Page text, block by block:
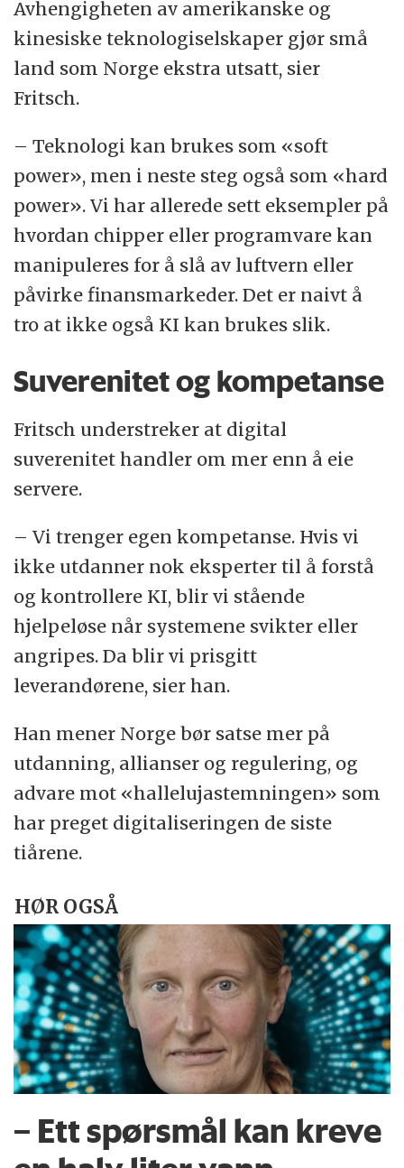
Avhengigheten av amerikanske og
kinesiske teknologiselskaper gjør små
land som Norge ekstra utsatt, sier
Fritsch.
– Teknologi kan brukes som «soft
power», men i neste steg også som «hard
power». Vi har allerede sett eksempler på
hvordan chipper eller programvare kan
manipuleres for å slå av luftvern eller
påvirke finansmarkeder. Det er naivt å
tro at ikke også KI kan brukes slik.
Suverenitet og kompetanse
Fritsch understreker at digital
suverenitet handler om mer enn å eie
servere.
– Vi trenger egen kompetanse. Hvis vi
ikke utdanner nok eksperter til å forstå
og kontrollere KI, blir vi stående
hjelpeløse når systemene svikter eller
angripes. Da blir vi prisgitt
leverandørene, sier han.
Han mener Norge bør satse mer på
utdanning, allianser og regulering, og
advare mot «hallelujastemningen» som
har preget digitaliseringen de siste
tiårene.
HØR OGSÅ
– Ett spørsmål kan kreve